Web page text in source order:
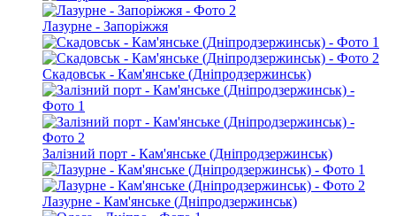
Лазурне - Запоріжжя
Скадовськ - Кам'янське (Дніпродзержинськ)
Залізний порт - Кам'янське (Дніпродзержинськ)
Лазурне - Кам'янське (Дніпродзержинськ)